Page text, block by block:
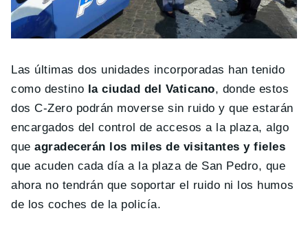
Las últimas dos unidades incorporadas han tenido
como destino la ciudad del Vaticano, donde estos
dos C-Zero podrán moverse sin ruido y que estarán
encargados del control de accesos a la plaza, algo
queagradecerán los miles de visitantes y fieles
que acuden cada día a la plaza de San Pedro, que
ahora no tendrán que soportar el ruido ni los humos
de los coches de la policía.